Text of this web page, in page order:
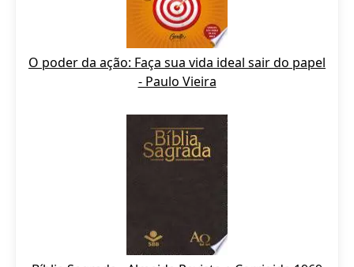
O poder da ação: Faça sua vida ideal sair do papel
- Paulo Vieira